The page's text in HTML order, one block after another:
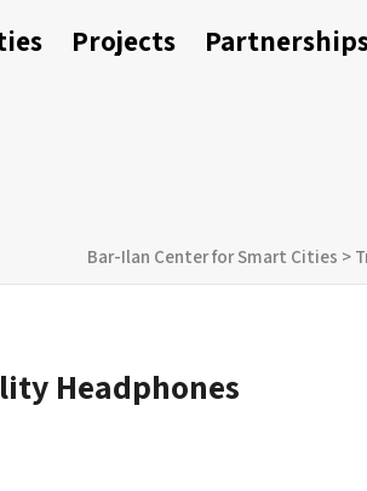
Projects
Bar-Ilan Center for Smart Cities >
Headphones